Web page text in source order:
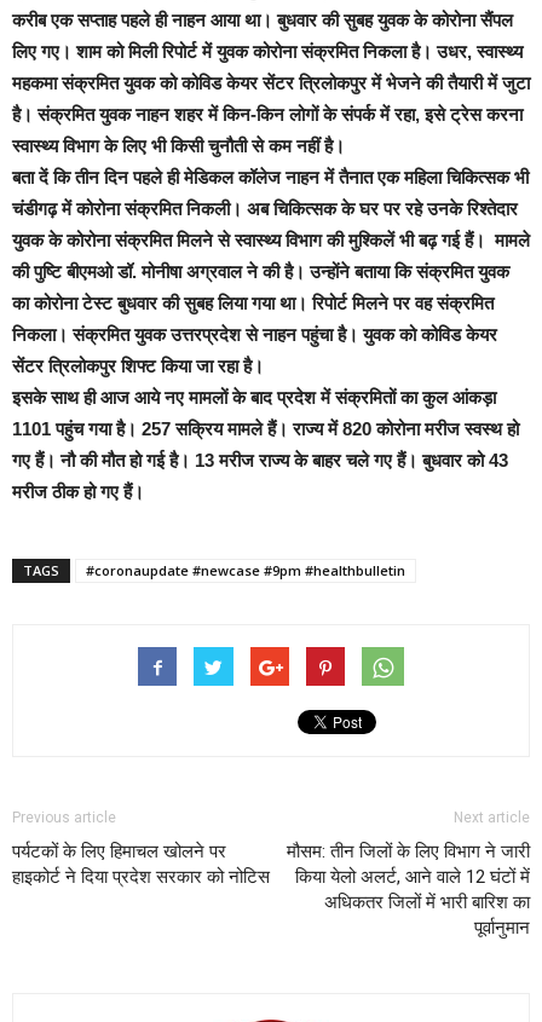
करीब एक सप्ताह पहले ही नाहन आया था। बुधवार की सुबह युवक के कोरोना सैंपल
लिए गए। शाम को मिली रिपोर्ट में युवक कोरोना संक्रमित निकला है। उधर, स्वास्थ्य
महकमा संक्रमित युवक को कोविड केयर सेंटर त्रिलोकपुर में भेजने की तैयारी में जुटा
है। संक्रमित युवक नाहन शहर में किन-किन लोगों के संपर्क में रहा, इसे ट्रेस करना
स्वास्थ्य विभाग के लिए भी किसी चुनौती से कम नहीं है।
बता दें कि तीन दिन पहले ही मेडिकल कॉलेज नाहन में तैनात एक महिला चिकित्सक भी
चंडीगढ़ में कोरोना संक्रमित निकली। अब चिकित्सक के घर पर रहे उनके रिश्तेदार
युवक के कोरोना संक्रमित मिलने से स्वास्थ्य विभाग की मुश्किलें भी बढ़ गई हैं। मामले
की पुष्टि बीएमओ डॉ. मोनीषा अग्रवाल ने की है। उन्होंने बताया कि संक्रमित युवक
का कोरोना टेस्ट बुधवार की सुबह लिया गया था। रिपोर्ट मिलने पर वह संक्रमित
निकला। संक्रमित युवक उत्तरप्रदेश से नाहन पहुंचा है। युवक को कोविड केयर
सेंटर त्रिलोकपुर शिफ्ट किया जा रहा है।
इसके साथ ही आज आये नए मामलों के बाद प्रदेश में संक्रमितों का कुल आंकड़ा
1101 पहुंच गया है। 257 सक्रिय मामले हैं। राज्य में 820 कोरोना मरीज स्वस्थ हो
गए हैं। नौ की मौत हो गई है। 13 मरीज राज्य के बाहर चले गए हैं। बुधवार को 43
मरीज ठीक हो गए हैं।
TAGS #coronaupdate #newcase #9pm #healthbulletin
Previous article
पर्यटकों के लिए हिमाचल खोलने पर
हाइकोर्ट ने दिया प्रदेश सरकार को नोटिस
Next article
मौसम: तीन जिलों के लिए विभाग ने जारी
किया येलो अलर्ट, आने वाले 12 घंटों में
अधिकतर जिलों में भारी बारिश का
पूर्वानुमान